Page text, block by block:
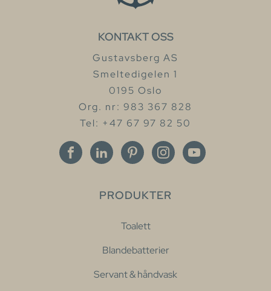
KONTAKT OSS
Gustavsberg AS
Smeltedigelen 1
0195 Oslo
Org. nr: 983 367 828
Tel: +47 67 97 82 50
PRODUKTER
Toalett
Blandebatterier
Servant & håndvask